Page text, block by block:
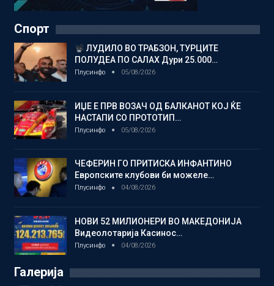
Спорт
ЛУДИЛО ВО ТРАБЗОН, ТУРЦИТЕ
ПОЛУДЕА ПО САЛАХ Дури 25.000…
Плусинфо 05/08/2026
ИЏЕ Е ПРВ ВОЗАЧ ОД БАЛКАНОТ КОЈ ЌЕ
НАСТАПИ СО ПРОТОТИП…
Плусинфо 05/08/2026
ЧЕФЕРИН ГО ПРИТИСКА ИНФАНТИНО
Европските клубови би можеле…
Плусинфо 04/08/2026
НОВИ 52 МИЛИОНЕРИ ВО МАКЕДОНИЈА
Видеолотарија Касинос…
Плусинфо 04/08/2026
Галерија